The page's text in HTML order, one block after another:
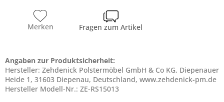
Merken Fragen zum Artikel
Angaben zur Produktsicherheit:
Hersteller: Zehdenick Polstermöbel GmbH & Co KG, Diepenauer
Heide 1, 31603 Diepenau, Deutschland, www.zehdenick-pm.de
Hersteller Modell-Nr.: ZE-RS15013